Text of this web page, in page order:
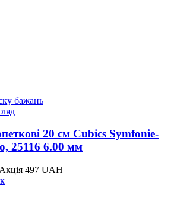
бажань
20 см Cubics Symfonie-
25116 6.00 мм
Акція 497 UAH